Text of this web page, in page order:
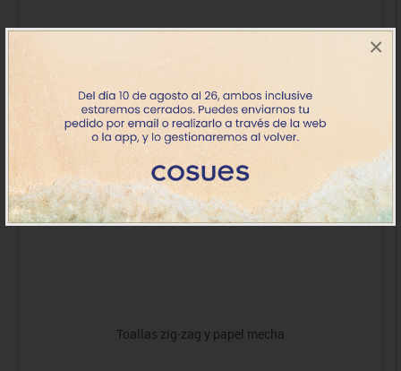
×
Toallas zig-zag y papel mecha